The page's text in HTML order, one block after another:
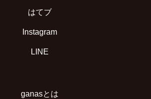
はてブ
Instagram
LINE
ganasとは